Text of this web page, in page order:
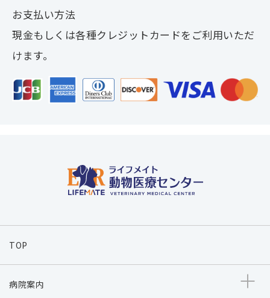
お支払い方法
現金もしくは各種クレジットカードをご利用いただ
けます。
TOP
病院案内